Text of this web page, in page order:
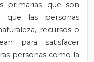
primarias que son
que las personas
recursos o
para satisfacer
personas como la